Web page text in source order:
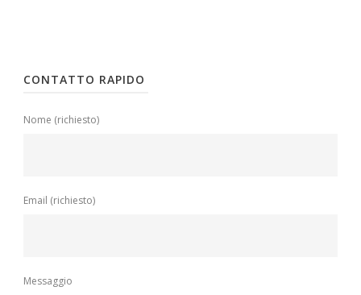
CONTATTO RAPIDO
Nome (richiesto)
Email (richiesto)
Messaggio